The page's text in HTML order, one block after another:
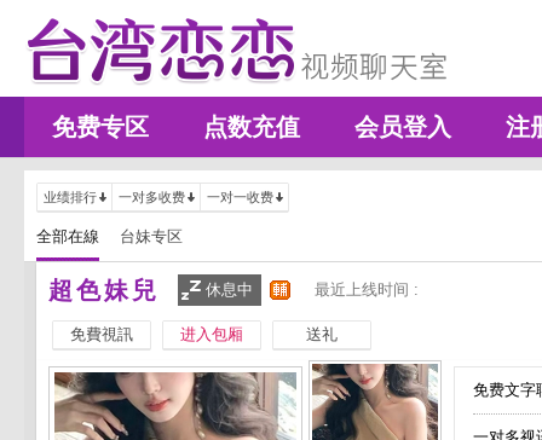
免费专区 点数充值 会员登入 注
业绩排行 一对多收费 一对一收费
全部在線 台妹专区
超色妹兒 休息中 最近上线时间 :
免費視訊 进入包厢 送礼
免费文